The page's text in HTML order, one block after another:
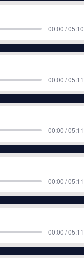
00:00 / 05:10
00:00 / 05:11
00:00 / 05:11
00:00 / 05:11
00:00 / 05:11